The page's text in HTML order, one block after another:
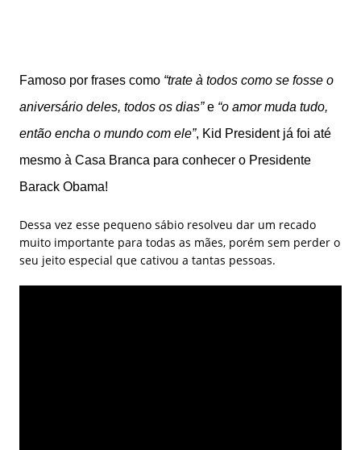
Famoso por frases como “trate à todos como se fosse o
aniversário deles, todos os dias”e “o amor muda tudo,
então encha o mundo com ele”, Kid President já foi até
mesmo à Casa Branca para conhecer o Presidente
Barack Obama!
Dessa vez esse pequeno sábio resolveu dar um recado
muito importante para todas as mães, porém sem perder o
seu jeito especial que cativou a tantas pessoas.